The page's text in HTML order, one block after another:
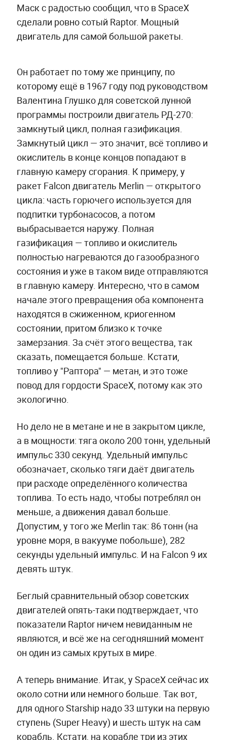
Маск с радостью сообщил, что в SpaceX
сделали ровно сотый Raptor. Мощный
двигатель для самой большой ракеты.
Он работает по тому же принципу, по
которому ещё в 1967 году под руководством
Валентина Глушко для советской лунной
программы построили двигатель РД-270:
замкнутый цикл, полная газификация.
Замкнутый цикл — это значит, всё топливо и
окислитель в конце концов попадают в
главную камеру сгорания. К примеру, у
ракет Falcon двигатель Merlin — открытого
цикла: часть горючего используется для
подпитки турбонасосов, а потом
выбрасывается наружу. Полная
газификация — топливо и окислитель
полностью нагреваются до газообразного
состояния и уже в таком виде отправляются
в главную камеру. Интересно, что в самом
начале этого превращения оба компонента
находятся в сжиженном, криогенном
состоянии, притом близко к точке
замерзания. За счёт этого вещества, так
сказать, помещается больше. Кстати,
топливо у "Раптора" — метан, и это тоже
повод для гордости SpaceX, потому как это
экологично.
Но дело не в метане и не в закрытом цикле,
а в мощности: тяга около 200 тонн, удельный
импульс 330 секунд. Удельный импульс
обозначает, сколько тяги даёт двигатель
при расходе определённого количества
топлива. То есть надо, чтобы потреблял он
меньше, а движения давал больше.
Допустим, у того же Merlin так: 86 тонн (на
уровне моря, в вакууме побольше), 282
секунды удельный импульс. И на Falcon 9 их
девять штук.
Беглый сравнительный обзор советских
двигателей опять-таки подтверждает, что
показатели Raptor ничем невиданным не
являются, и всё же на сегодняшний момент
он один из самых крутых в мире.
А теперь внимание. Итак, у SpaceX сейчас их
около сотни или немного больше. Так вот,
для одного Starship надо 33 штуки на первую
ступень (Super Heavy) и шесть штук на сам
корабль. Кстати, на корабле три из этих